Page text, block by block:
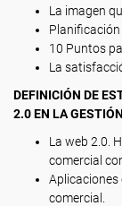
La imagen
10 Puntos
La
DEFINICIÓN DE
2.0 EN LA
La web 2.0.
comercial
Aplicaciones
comercial.